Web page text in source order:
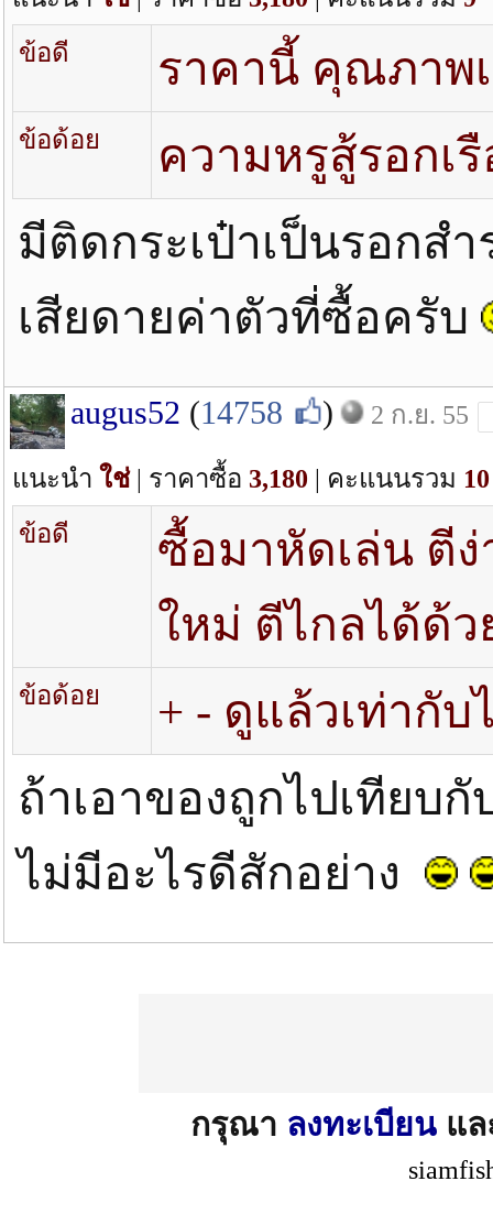
ข้อดี
ราคานี้ คุณภาพ
ข้อด้อย
ความหรูสู้รอกเ
มีติดกระเป๋าเป็นรอกส
เสียดายค่าตัวที่ซื้อครับ
augus52 (14758 ) 2 ก.ย. 55
แนะนำ ใช่| ราคาซื้อ 3,180 | คะแนนรวม 10
ข้อดี
ซื้อมาหัดเล่น ตี
ใหม่ ตีไกลได้ด้ว
ข้อด้อย
+ - ดูแล้วเท่ากับ
ถ้าเอาของถูกไปเทียบ
ไม่มีอะไรดีสักอย่าง
กรุณา ลงทะเบียน แ